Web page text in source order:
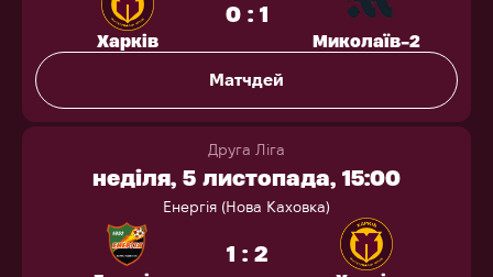
Харків
0 : 1
Миколаїв-2
Матчдей
Друга Ліга
неділя, 5 листопада, 15:00
Енергія (Нова Каховка)
1 : 2